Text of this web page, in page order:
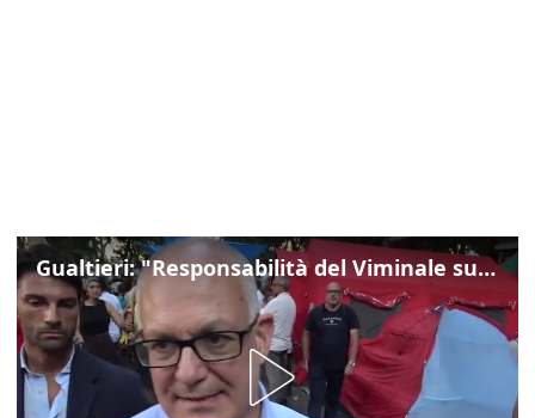
Gualtieri: "Responsabilità del Viminale su Spin Time? La posizione dei partiti è nota"